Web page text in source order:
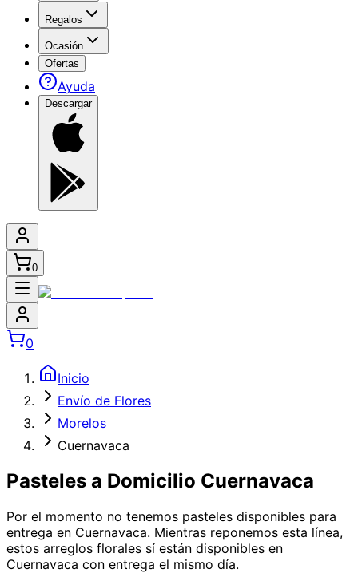
Regalos
Ocasión
Ofertas
Ayuda
Descargar
0
0
Inicio
Envío de Flores
Morelos
Cuernavaca
Pasteles a Domicilio Cuernavaca
Por el momento no tenemos pasteles disponibles para
entrega en Cuernavaca. Mientras reponemos esta línea,
estos arreglos florales sí están disponibles en
Cuernavaca con entrega el mismo día.